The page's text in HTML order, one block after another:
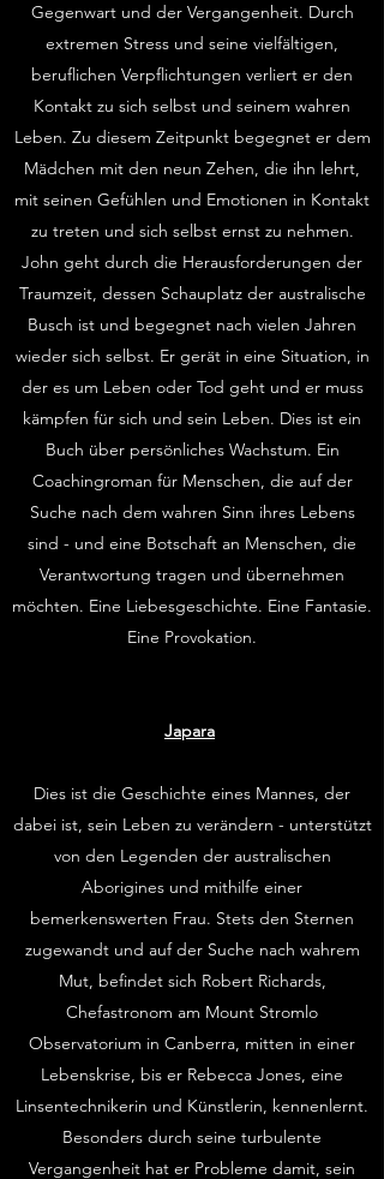
Gegenwart und der Vergangenheit. Durch
extremen Stress und seine vielfältigen,
beruflichen Verpflichtungen verliert er den
Kontakt zu sich selbst und seinem wahren
Leben. Zu diesem Zeitpunkt begegnet er dem
Mädchen mit den neun Zehen, die ihn lehrt,
mit seinen Gefühlen und Emotionen in Kontakt
zu treten und sich selbst ernst zu nehmen.
John geht durch die Herausforderungen der
Traumzeit, dessen Schauplatz der australische
Busch ist und begegnet nach vielen Jahren
wieder sich selbst. Er gerät in eine Situation, in
der es um Leben oder Tod geht und er muss
kämpfen für sich und sein Leben. Dies ist ein
Buch über persönliches Wachstum. Ein
Coachingroman für Menschen, die auf der
Suche nach dem wahren Sinn ihres Lebens
sind - und eine Botschaft an Menschen, die
Verantwortung tragen und übernehmen
möchten. Eine Liebesgeschichte. Eine Fantasie.
Eine Provokation.
Japara
Dies ist die Geschichte eines Mannes, der
dabei ist, sein Leben zu verändern - unterstützt
von den Legenden der australischen
Aborigines und mithilfe einer
bemerkenswerten Frau. Stets den Sternen
zugewandt und auf der Suche nach wahrem
Mut, befindet sich Robert Richards,
Chefastronom am Mount Stromlo
Observatorium in Canberra, mitten in einer
Lebenskrise, bis er Rebecca Jones, eine
Linsentechnikerin und Künstlerin, kennenlernt.
Besonders durch seine turbulente
Vergangenheit hat er Probleme damit, sein